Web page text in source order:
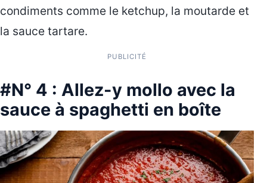
condiments comme le ketchup, la moutarde et
la sauce tartare.
PUBLICITÉ
#N° 4 : Allez-y mollo avec la
sauce à spaghetti en boîte